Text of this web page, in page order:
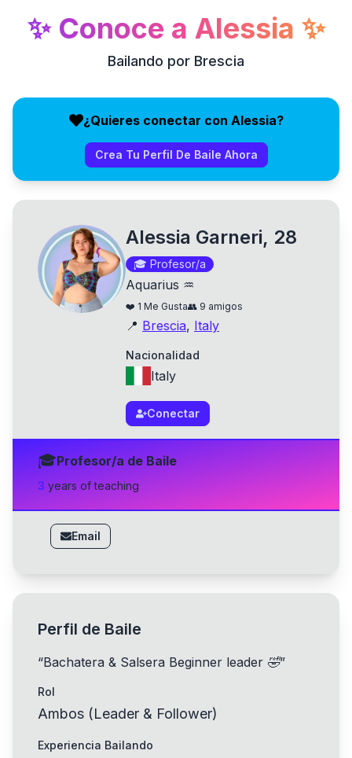
✨ Conoce a Alessia ✨
Bailando por Brescia
¿Quieres conectar con Alessia?
Crea Tu Perfil De Baile Ahora
Alessia Garneri, 28
🎓 Profesor/a
Aquarius ♒
❤️ 1 Me Gusta👥 9 amigos
📍 Brescia, Italy
Nacionalidad
Italy
Conectar
🎓Profesor/a de Baile
3 years of teaching
Email
Perfil de Baile
“Bachatera & Salsera Beginner leader 🤣”
Rol
Ambos (Leader & Follower)
Experiencia Bailando